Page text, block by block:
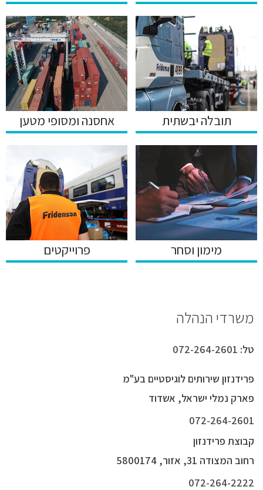
תובלה יבשתית אחסנה ומסופי מטען
מימון וסחר פרוייקטים
משרדי הנהלה
טל: 072-264-2601
פרידנזון שירותים לוגיסטיים בע"מ
פארק נמלי ישראל, אשדוד
072-264-2601
קבוצת פרידנזון
רחוב המצודה 31, אזור, 5800174
072-264-2222